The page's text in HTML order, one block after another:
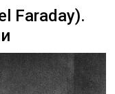
Faraday).